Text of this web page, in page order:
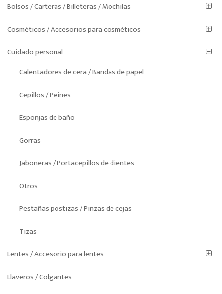
Bolsos / Carteras / Billeteras / Mochilas
Cosméticos / Accesorios para cosméticos
Cuidado personal
Calentadores de cera / Bandas de papel
Cepillos / Peines
Esponjas de baño
Gorras
Jaboneras / Portacepillos de dientes
Otros
Pestañas postizas / Pinzas de cejas
Tizas
Lentes / Accesorio para lentes
Llaveros / Colgantes